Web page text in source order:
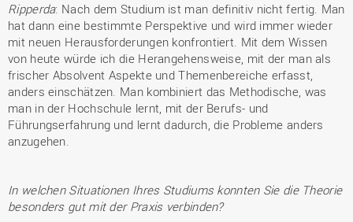
Ripperda: Nach dem Studium ist man definitiv nicht fertig. Man
hat dann eine bestimmte Perspektive und wird immer wieder
mit neuen Herausforderungen konfrontiert. Mit dem Wissen
von heute würde ich die Herangehensweise, mit der man als
frischer Absolvent Aspekte und Themenbereiche erfasst,
anders einschätzen. Man kombiniert das Methodische, was
man in der Hochschule lernt, mit der Berufs- und
Führungserfahrung und lernt dadurch, die Probleme anders
anzugehen.
In welchen Situationen Ihres Studiums konnten Sie die Theorie
besonders gut mit der Praxis verbinden?